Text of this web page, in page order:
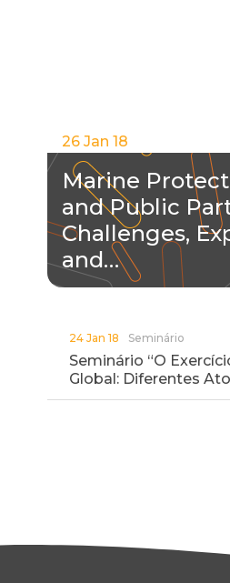
26 Jan 18
Marine
and Public
Challenges,
and…
24 Jan 18 Seminário
Seminário “O
Global: Diferentes